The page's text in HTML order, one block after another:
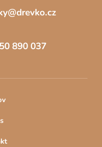
@drevko.cz
890 037